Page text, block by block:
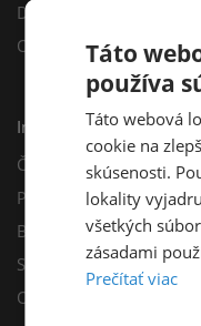
Darčekový poukaz
Odberné miesta
Informácie
Často kladené otázky
Poradňa
Blog
Sprievodca výberom
Odporúčací program
Táto
používa
Táto webová
cookie na
skúsenosti.
lokality
všetkých
zásadami
Prečítať viac